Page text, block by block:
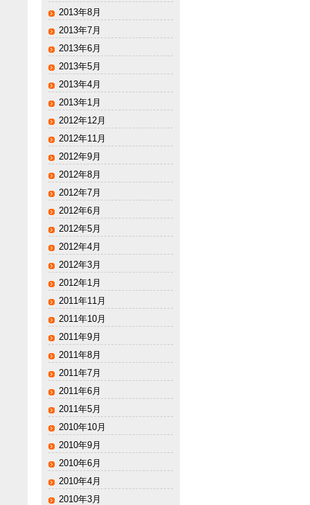
2013年8月
2013年7月
2013年6月
2013年5月
2013年4月
2013年1月
2012年12月
2012年11月
2012年9月
2012年8月
2012年7月
2012年6月
2012年5月
2012年4月
2012年3月
2012年1月
2011年11月
2011年10月
2011年9月
2011年8月
2011年7月
2011年6月
2011年5月
2010年10月
2010年9月
2010年6月
2010年4月
2010年3月